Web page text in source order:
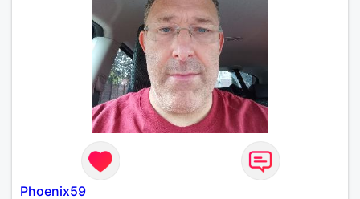
Phoenix59